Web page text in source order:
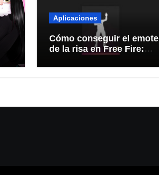
Aplicaciones
Cómo conseguir el emote
de la risa en Free Fire:
seguros